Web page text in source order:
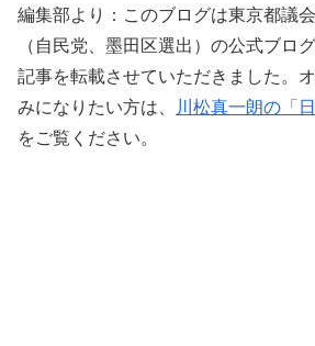
編集部より：このブログは東京都議
（自民党、墨田区選出）の公式ブロ
記事を転載させていただきました。
みになりたい方は、
川松真一朗の「
をご覧ください。